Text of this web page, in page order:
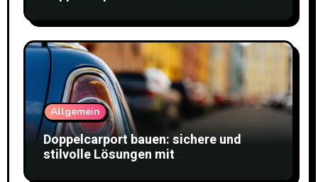
Allgemein
Doppelcarport bauen: sichere und
stilvolle Lösungen mit